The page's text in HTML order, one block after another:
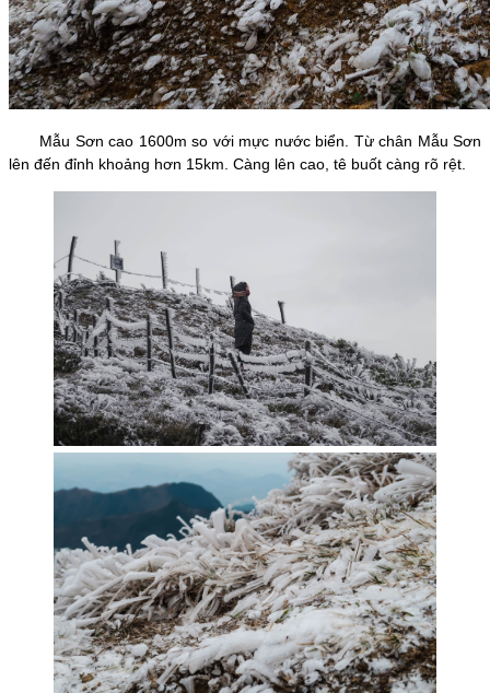
Mẫu Sơn cao 1600m so với mực nước biển. Từ chân Mẫu Sơn
lên đến đỉnh khoảng hơn 15km. Càng lên cao, tê buốt càng rõ rệt.